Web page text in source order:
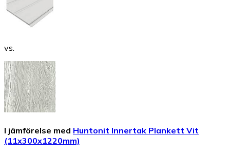
vs.
I jämförelse med Huntonit Innertak Plankett Vit
(11x300x1220mm)